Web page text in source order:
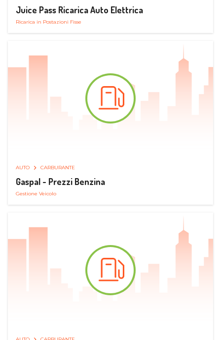
Juice Pass Ricarica Auto Elettrica
Ricarica in Postazioni Fisse
AUTO CARBURANTE
Gaspal - Prezzi Benzina
Gestione Veicolo